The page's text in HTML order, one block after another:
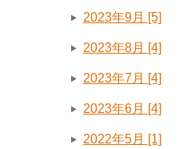
2023年9月 [5]
2023年8月 [4]
2023年7月 [4]
2023年6月 [4]
2022年5月 [1]